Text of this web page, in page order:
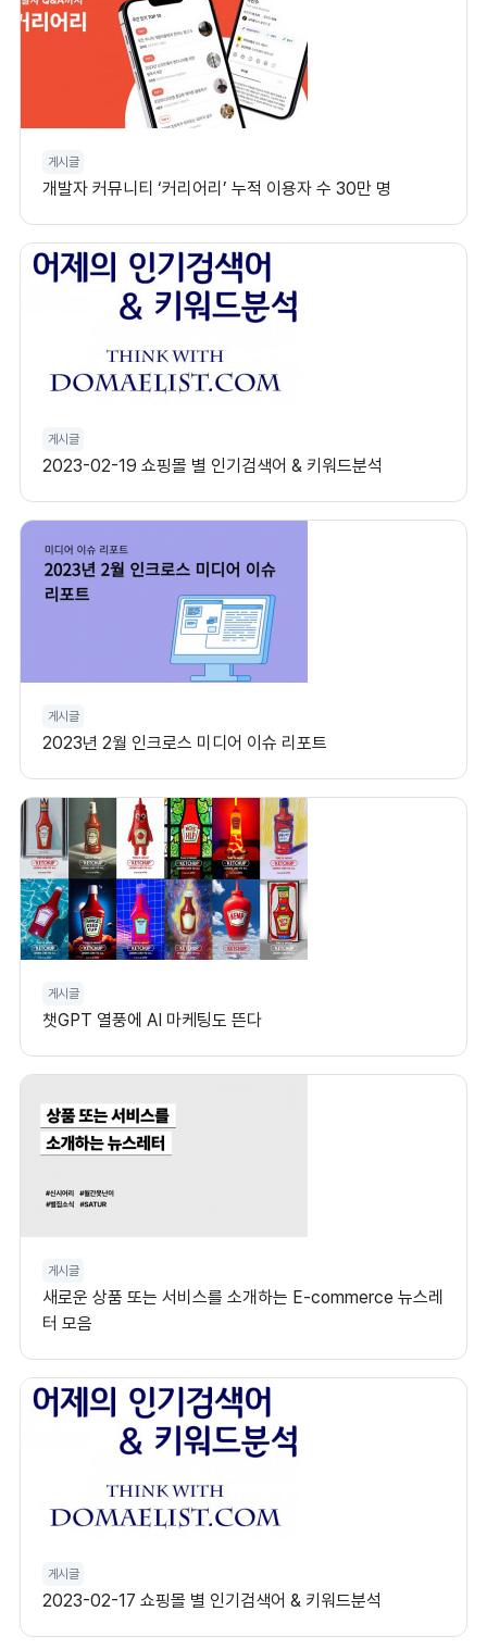
게시글
개발자 커뮤니티 ‘커리어리’ 누적 이용자 수 30만 명
게시글
2023-02-19 쇼핑몰 별 인기검색어 & 키워드분석
게시글
2023년 2월 인크로스 미디어 이슈 리포트
게시글
챗GPT 열풍에 AI 마케팅도 뜬다
게시글
새로운 상품 또는 서비스를 소개하는 E-commerce 뉴스레
터 모음
게시글
2023-02-17 쇼핑몰 별 인기검색어 & 키워드분석